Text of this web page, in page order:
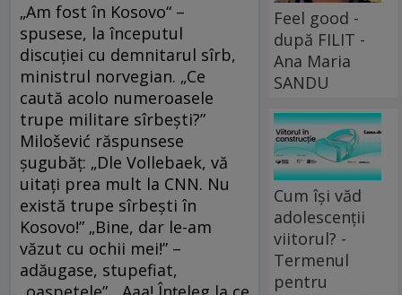
„Am fost în Kosovo“ –
spusese, la începutul
discuţiei cu demnitarul sîrb,
ministrul norvegian. „Ce
caută acolo numeroasele
trupe militare sîrbeşti?”
Milošević răspunsese
şugubăţ: „Dle Vollebaek, vă
uitaţi prea mult la CNN. Nu
există trupe sîrbeşti în
Kosovo!” „Bine, dar le-am
văzut cu ochii mei!” –
adăugase, stupefiat,
Feel good -
după FILIT -
Ana Maria
SANDU
Cum își văd
adolescenții
viitorul? -
Termenul
pentru